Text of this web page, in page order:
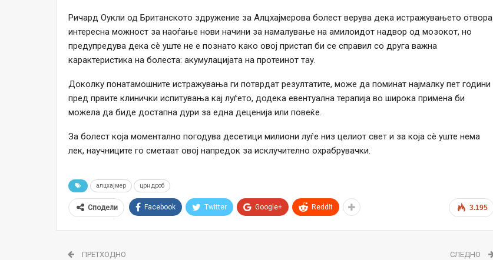
Ричард Оукли од Британското здружение за Алцхајмерова болест верува дека истражувањето отвора
интересна можност за наоѓање нови начини за намалување на амилоидот надвор од мозокот, но
предупредува дека сè уште не е познато како овој пристап би се справил со друга важна
карактеристика на болеста: акумулацијата на протеинот тау.
Доколку понатамошните истражувања ги потврдат резултатите, може да поминат најмалку пет години
пред првите клинички испитувања кај луѓето, додека евентуална терапија во широка примена би
можела да биде достапна дури за една деценија или повеќе.
За болест која моментално погодува десетици милиони луѓе низ целиот свет и за која сè уште нема
лек, научниците го сметаат овој напредок за исклучително охрабрувачки.
алцхајмер црн дроб
3.195
Сподели Facebook Twitter Google+ ReddIt
ПРЕТХОДНО СЛЕДНО